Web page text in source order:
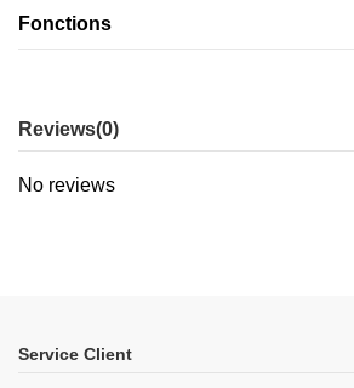
Fonctions
Reviews(0)
No reviews
Service Client